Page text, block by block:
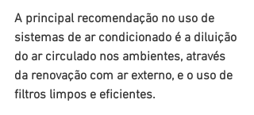
A principal recomendação no uso de
sistemas de ar condicionado é a diluição
do ar circulado nos ambientes, através
da renovação com ar externo, e o uso de
filtros limpos e eficientes.